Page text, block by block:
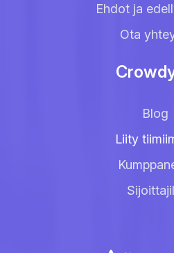
Ehdot ja
Ota
Blog
Liity